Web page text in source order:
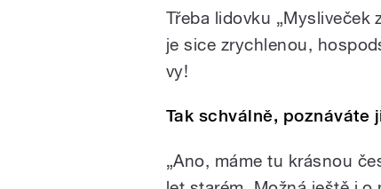
Třeba lidovku „Mysliveček
je sice zrychlenou,
vy!
Tak schválně, poznáváte
„Ano, máme tu krásnou